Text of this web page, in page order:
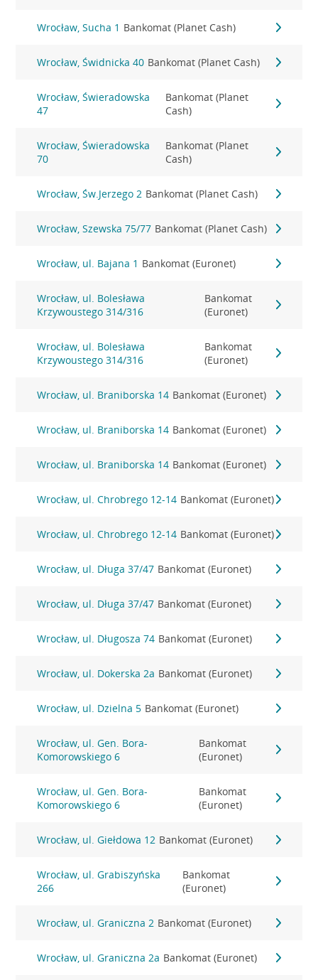
Wrocław, Sucha 1 Bankomat (Planet Cash)
Wrocław, Świdnicka 40 Bankomat (Planet Cash)
Wrocław, Świeradowska
47
Bankomat (Planet
Cash)
Wrocław, Świeradowska
70
Bankomat (Planet
Cash)
Wrocław, Św.Jerzego 2 Bankomat (Planet Cash)
Wrocław, Szewska 75/77 Bankomat (Planet Cash)
Wrocław, ul. Bajana 1 Bankomat (Euronet)
Wrocław, ul. Bolesława
Krzywoustego 314/316
Bankomat
(Euronet)
Wrocław, ul. Bolesława
Krzywoustego 314/316
Bankomat
(Euronet)
Wrocław, ul. Braniborska 14 Bankomat (Euronet)
Wrocław, ul. Braniborska 14 Bankomat (Euronet)
Wrocław, ul. Braniborska 14 Bankomat (Euronet)
Wrocław, ul. Chrobrego 12-14 Bankomat (Euronet)
Wrocław, ul. Chrobrego 12-14 Bankomat (Euronet)
Wrocław, ul. Długa 37/47 Bankomat (Euronet)
Wrocław, ul. Długa 37/47 Bankomat (Euronet)
Wrocław, ul. Długosza 74 Bankomat (Euronet)
Wrocław, ul. Dokerska 2a Bankomat (Euronet)
Wrocław, ul. Dzielna 5 Bankomat (Euronet)
Wrocław, ul. Gen. Bora-
Komorowskiego 6
Bankomat
(Euronet)
Wrocław, ul. Gen. Bora-
Komorowskiego 6
Bankomat
(Euronet)
Wrocław, ul. Giełdowa 12 Bankomat (Euronet)
Wrocław, ul. Grabiszyńska
266
Bankomat
(Euronet)
Wrocław, ul. Graniczna 2 Bankomat (Euronet)
Wrocław, ul. Graniczna 2a Bankomat (Euronet)